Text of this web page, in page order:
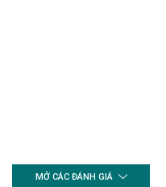
MỞ CÁC ĐÁNH GIÁ